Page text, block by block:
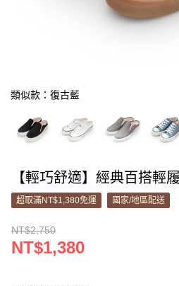
類似款：復古藍
【輕巧舒適】經典百搭輕
超取滿NT$1,380免運 國家/地區配送
NT$2,750
NT$1,380